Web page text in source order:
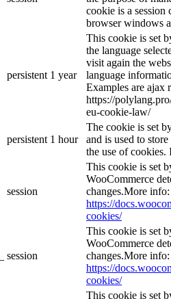
cookie is a session
browser windows
persistent 1 year
This cookie is set
the language
visit again the
language
Examples are ajax
https://
eu-cookie-law/
persistent 1 hour
The cookie is set
and is used to
the use of cookies.
session
This cookie is set
WooCommerce
changes.More info:
https://
cookies/
session
This cookie is set
WooCommerce
changes.More info:
https://
cookies/
This cookie is set